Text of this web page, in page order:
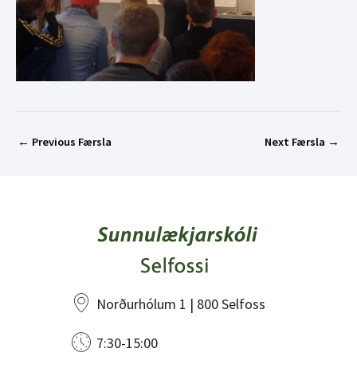
← Previous Færsla Next Færsla →
Norðurhólum 1 | 800 Selfoss
7:30-15:00